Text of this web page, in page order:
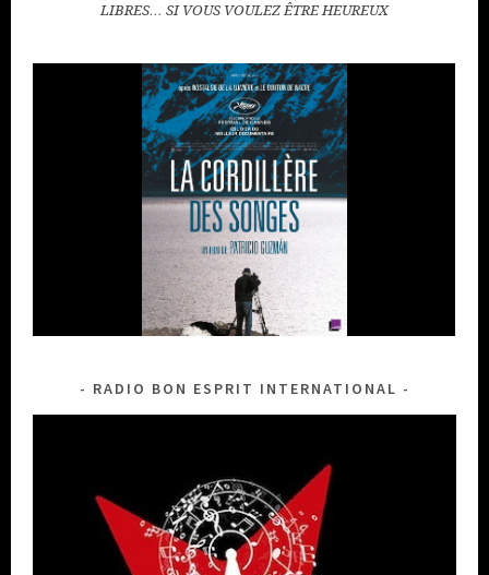
LIBRES… SI VOUS VOULEZ ÊTRE HEUREUX
RADIO BON ESPRIT INTERNATIONAL